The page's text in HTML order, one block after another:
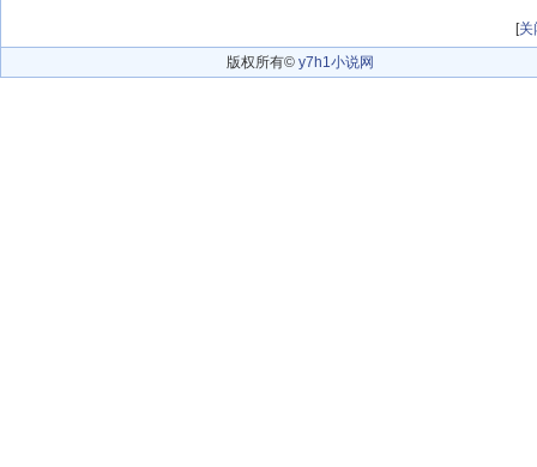
[关
版权所有© y7h1小说网